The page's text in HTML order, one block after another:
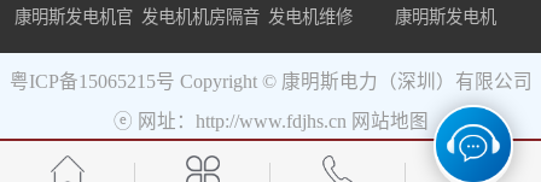
机组
机
康明斯发电机官 发电机机房隔音 发电机维修 康明斯发电机
粤ICP备15065215号 Copyright © 康明斯电力（深圳）有限公司
ⓔ 网址：http://www.fdjhs.cn 网站地图